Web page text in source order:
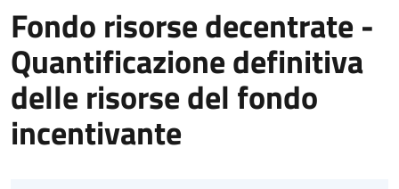
Fondo risorse decentrate -
Quantificazione definitiva
delle risorse del fondo
incentivante